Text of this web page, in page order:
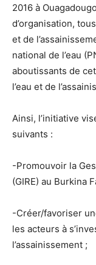
2016 à
d’organisation,
et de
national de l’eau
aboutissants de
l’eau et de
Ainsi, l’initiative
suivants :
-Promouvoir la
(GIRE) au Burkina
-Créer/favoriser
les acteurs à
l’assainissement ;